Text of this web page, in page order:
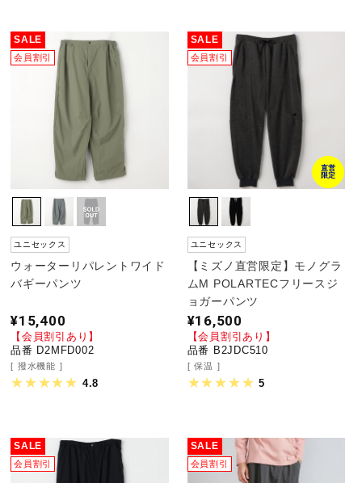
SALE
会員割引
ユニセックス
ウォーターリパレントワイド
バギーパンツ
¥15,400
【会員割引あり】
品番 D2MFD002
撥水機能
4.8
SALE
会員割引
直営
限定
ユニセックス
【ミズノ直営限定】モノグラ
ムM POLARTECフリースジ
ョガーパンツ
¥16,500
【会員割引あり】
品番 B2JDC510
保温
5
SALE
会員割引
SALE
会員割引